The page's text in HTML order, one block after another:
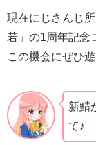
現在にじさんじ
若」の1周年記念
この機会にぜひ
新鯖
て♪